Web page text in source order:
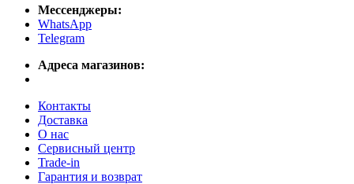
Мессенджеры:
WhatsApp
Telegram
Адреса магазинов:
Контакты
Доставка
О нас
Сервисный центр
Trade-in
Гарантия и возврат